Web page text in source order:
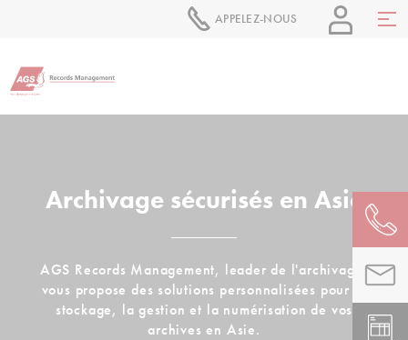
APPELEZ-NOUS
Archivage sécurisés en Asie
AGS Records Management, leader de l'archivage,
vous propose des solutions personnalisées pour le
stockage, la gestion et la numérisation de vos
archives en Asie.